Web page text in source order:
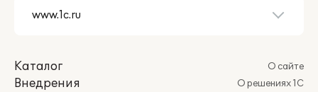
Каталог
Внедрения
О сайте
О решениях 1С